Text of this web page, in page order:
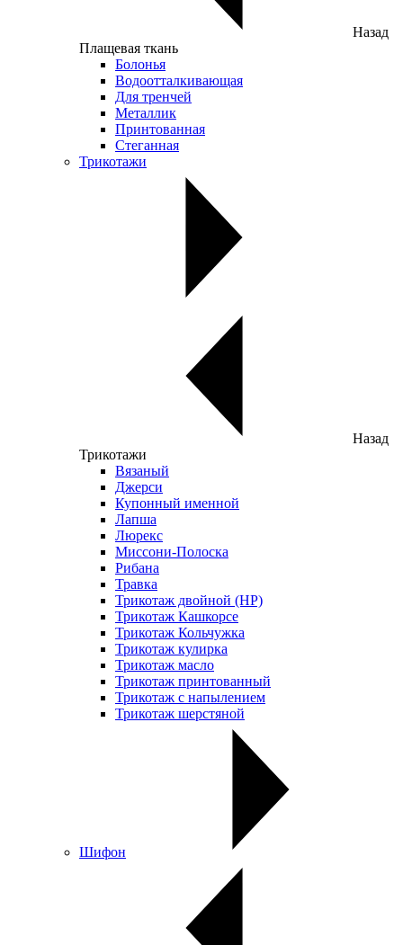
Назад
Плащевая ткань
Болонья
Водоотталкивающая
Для тренчей
Металлик
Принтованная
Стеганная
Трикотажи
Назад
Трикотажи
Вязаный
Джерси
Купонный именной
Лапша
Люрекс
Миссони-Полоска
Рибана
Травка
Трикотаж двойной (НР)
Трикотаж Кашкорсе
Трикотаж Кольчужка
Трикотаж кулирка
Трикотаж масло
Трикотаж принтованный
Трикотаж с напылением
Трикотаж шерстяной
Шифон